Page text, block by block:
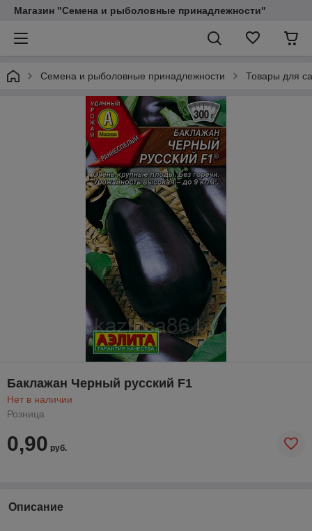
Магазин "Семена и рыболовные принадлежности"
Семена и рыболовные принадлежности Товары для
Баклажан Черный русский F1
Нет в наличии
Розница
0,90 руб.
Описание